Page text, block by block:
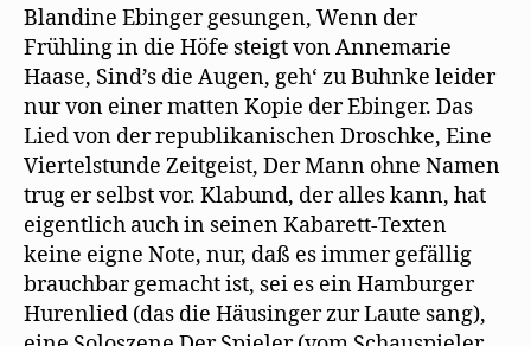
Blandine Ebinger gesungen, Wenn der
Frühling in die Höfe steigt von Annemarie
Haase, Sind’s die Augen, geh‘ zu Buhnke leider
nur von einer matten Kopie der Ebinger. Das
Lied von der republikanischen Droschke, Eine
Viertelstunde Zeitgeist, Der Mann ohne Namen
trug er selbst vor. Klabund, der alles kann, hat
eigentlich auch in seinen Kabarett-Texten
keine eigne Note, nur, daß es immer gefällig
brauchbar gemacht ist, sei es ein Hamburger
Hurenlied (das die Häusinger zur Laute sang),